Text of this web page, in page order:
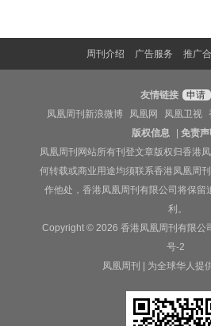
周刊介绍 广告服务 推广
友情链接
申请
凤凰周刊新浪微博
凤凰网 凤凰卫视
版权信息
|免责声
凤凰周刊网站所有刊登文章版权归香港
何转载或商业用途均须联系香港凤凰周
作他处，香港凤凰周刊有限公司将保留
利。
Copyright © 2026 香港凤凰周刊有限公
号-2
凤凰周刊 | 为全球华人提